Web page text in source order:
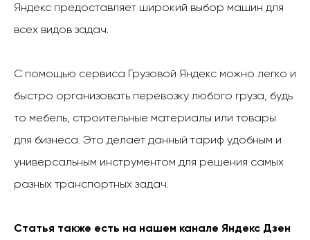
Яндекс предоставляет широкий выбор машин для
всех видов задач.
С помощью сервиса Грузовой Яндекс можно легко и
быстро организовать перевозку любого груза, будь
то мебель, строительные материалы или товары
для бизнеса. Это делает данный тариф удобным и
универсальным инструментом для решения самых
разных транспортных задач.
Статья также есть на нашем канале Яндекс Дзен